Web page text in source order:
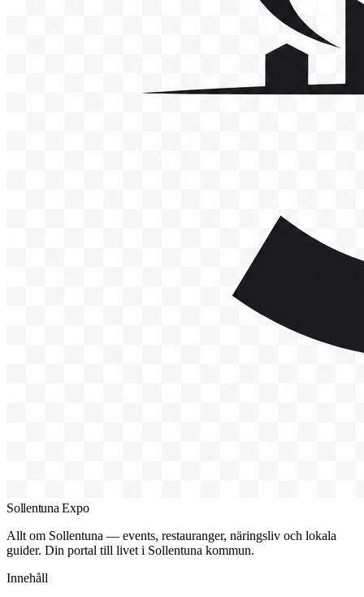
Sollentuna Expo
Allt om Sollentuna — events, restauranger, näringsliv och lokala
guider. Din portal till livet i Sollentuna kommun.
Innehåll